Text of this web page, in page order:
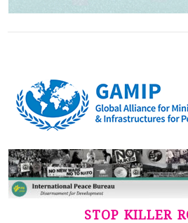
STOP KILLER